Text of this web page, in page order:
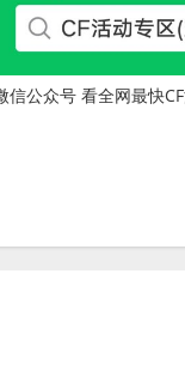
信公众号 看全网最快